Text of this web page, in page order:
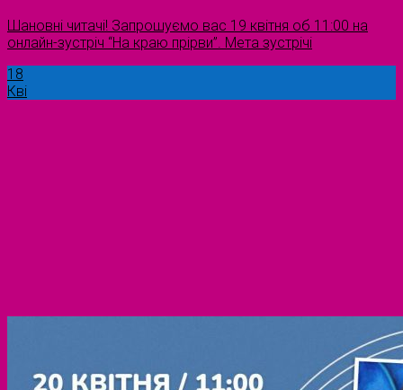
Шановні читачі! Запрошуємо вас 19 квітня об 11:00 на
онлайн-зустріч “На краю прірви”. Мета зустрічі
18
Кві